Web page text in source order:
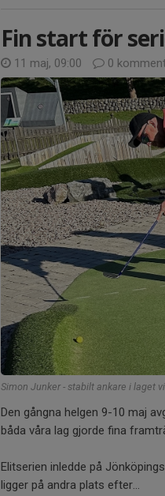
Fin start för
11 maj, 09:00 0
Simon Junker - stabilt ankare i laget
Den gångna helgen 9-10 maj
båda våra lag gjorde fina
Elitserien inledde på
ligger på andra plats efter...